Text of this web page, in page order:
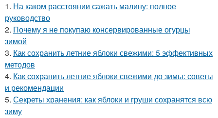
1. На каком расстоянии сажать малину: полное
руководство
2. Почему я не покупаю консервированные огурцы
зимой
3. Как сохранить летние яблоки свежими: 5 эффективных
методов
4. Как сохранить летние яблоки свежими до зимы: советы
и рекомендации
5. Секреты хранения: как яблоки и груши сохранятся всю
зиму